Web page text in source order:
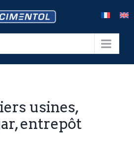
usines,
entrepôt